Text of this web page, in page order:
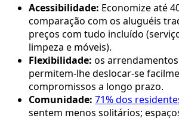
Acessibilidade: Economize até
comparação com os aluguéis
preços com tudo incluído
limpeza e móveis).
Flexibilidade: os
permitem-lhe deslocar-se
compromissos a longo prazo.
Comunidade: 71% dos
sentem menos solitários;